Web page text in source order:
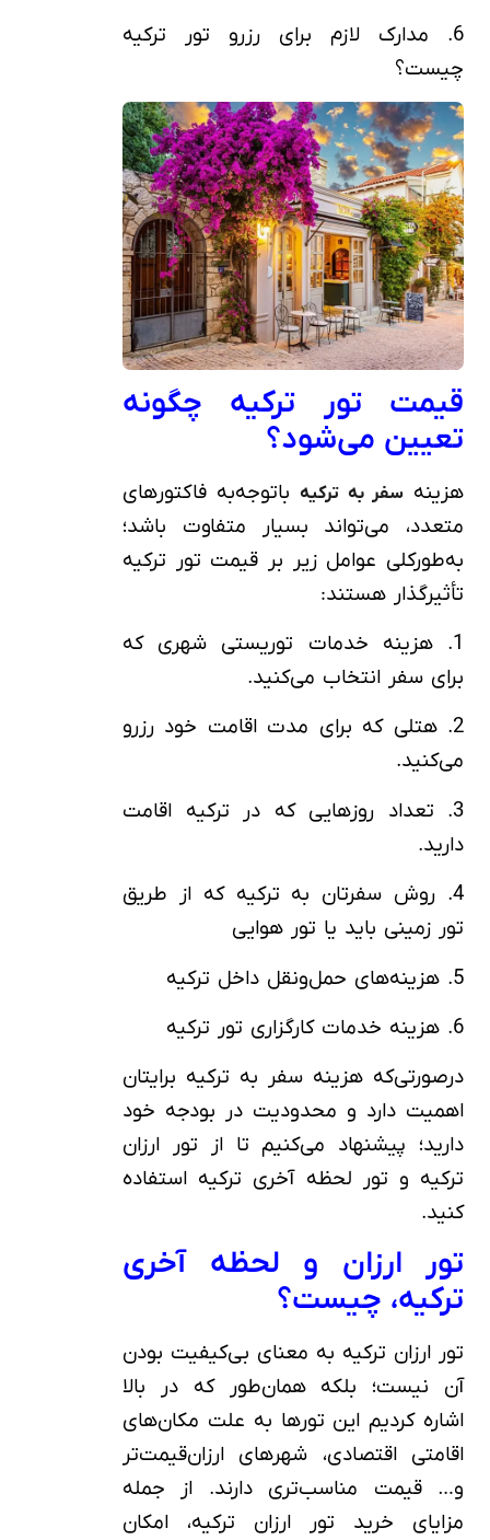
6. مدارک لازم برای رزرو تور ترکیه
چیست؟
قیمت تور ترکیه چگونه
تعیین می‌شود؟
هزینهسفر به ترکیهباتوجه‌به فاکتورهای
متعدد، می‌تواند بسیار متفاوت باشد؛
به‌طورکلی عوامل زیر بر قیمت تور ترکیه
تأثیرگذار هستند:
1. هزینه خدمات توریستی شهری که
برای سفر انتخاب می‌کنید.
2. هتلی که برای مدت اقامت خود رزرو
می‌کنید.
3. تعداد روزهایی که در ترکیه اقامت
دارید.
4. روش سفرتان به ترکیه که از طریق
تور زمینی باید یا تور هوایی
5. هزینه‌های حمل‌ونقل داخل ترکیه
6. هزینه خدمات کارگزاری تور ترکیه
درصورتی‌که هزینه سفر به ترکیه برایتان
اهمیت دارد و محدودیت در بودجه خود
دارید؛ پیشنهاد می‌کنیم تا از تور ارزان
ترکیه و تور لحظه آخری ترکیه استفاده
کنید.
تور ارزان و لحظه آخری
ترکیه، چیست؟
تور ارزان ترکیه به معنای بی‌کیفیت بودن
آن نیست؛ بلکه همان‌طور که در بالا
اشاره کردیم این تورها به علت مکان‌های
اقامتی اقتصادی، شهرهای ارزان‌قیمت‌تر
و… قیمت مناسب‌تری دارند. از جمله
مزایای خرید تور ارزان ترکیه، امکان